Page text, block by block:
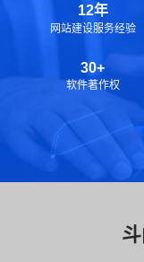
12年
网站建设服务经验
30+
软件著作权